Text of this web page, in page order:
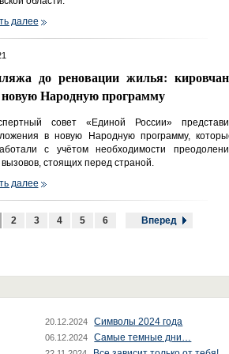
далее
до реновации жилья:
Народную программу
совет «Единой России»
в новую Народную программу,
с учётом необходимости
стоящих перед страной.
далее
2 3 4 5 6 Вперед
20.12.2024
Символы 2024 года
06.12.2024 Самые темные дни…